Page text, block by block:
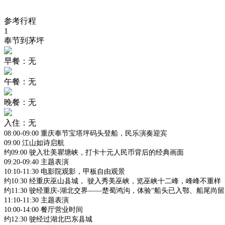
参考行程
1
奉节到茅坪
早餐：无
午餐：无
晚餐：无
入住：无
08:00-09:00 重庆奉节宝塔坪码头登船，民乐演奏迎宾
09:00 江山如诗启航
约09:00 驶入壮美瞿塘峡，打卡十元人民币背后的经典画面
09:20-09:40 主题表演
10:10-11:30 电影院观影，甲板自由观景
约10:30 经重庆巫山县城， 驶入秀美巫峡，览巫峡十二峰，峰峰不重样
约11:30 驶经重庆-湖北交界——楚蜀鸿沟，体验“船头已入鄂、船尾尚
11:10-11:30 主题表演
10:00-14:00 餐厅营业时间
约12:30 驶经过湖北巴东县城